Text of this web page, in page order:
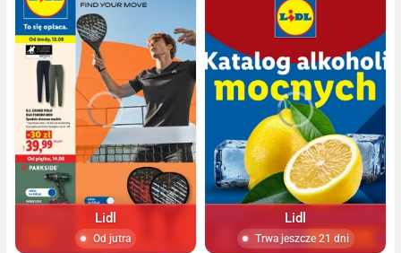
Lidl
Od jutra
Lidl
Trwa jeszcze 21 dni